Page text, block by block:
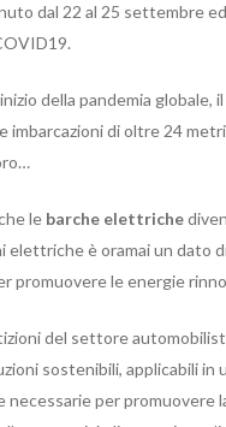
dal 22 al 25 settembre
della pandemia
imbarcazioni di oltre 24
le barche elettriche
elettriche è oramai un dato
promuovere le energie
del settore
sostenibili, applicabili
necessarie per